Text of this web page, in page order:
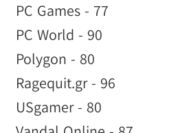
PC Games - 77
PC World - 90
Polygon - 80
Ragequit.gr - 96
USgamer - 80